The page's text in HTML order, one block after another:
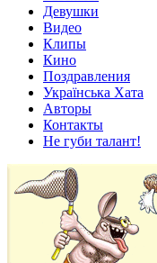
Девушки
Видео
Клипы
Кино
Поздравления
Українська Хата
Авторы
Контакты
Не губи талант!